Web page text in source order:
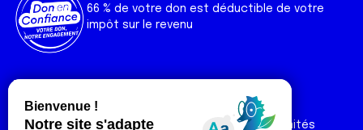
66 % de votre don est déductible de votre
impôt sur le revenu
Liens utiles
Nos actualités
Nos publications
Espace Ligue & comités